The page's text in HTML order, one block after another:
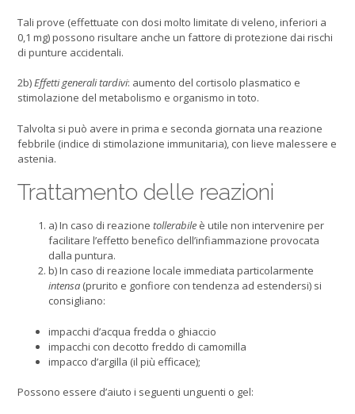
Tali prove (effettuate con dosi molto limitate di veleno, inferiori a
0,1 mg) possono risultare anche un fattore di protezione dai rischi
di punture accidentali.
2b)Effetti generali tardivi: aumento del cortisolo plasmatico e
stimolazione del metabolismo e organismo in toto.
Talvolta si può avere in prima e seconda giornata una reazione
febbrile (indice di stimolazione immunitaria), con lieve malessere e
astenia.
Trattamento delle reazioni
a) In caso di reazione tollerabile è utile non intervenire per
facilitare l’effetto benefico dell’infiammazione provocata
dalla puntura.
b) In caso di reazione locale immediata particolarmente
intensa (prurito e gonfiore con tendenza ad estendersi) si
consigliano:
impacchi d’acqua fredda o ghiaccio
impacchi con decotto freddo di camomilla
impacco d’argilla (il più efficace);
Possono essere d’aiuto i seguenti unguenti o gel: